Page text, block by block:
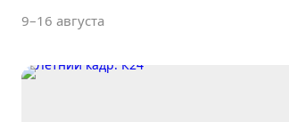
9–16 августа